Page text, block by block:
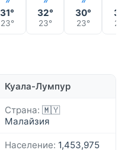
31°
23°
32°
23°
30°
23°
31°
23°
Куала-Лумпур
Страна: 🇲🇾
Малайзия
Население: 1,453,975